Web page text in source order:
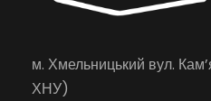
м. Хмельницький вул.
ХНУ)